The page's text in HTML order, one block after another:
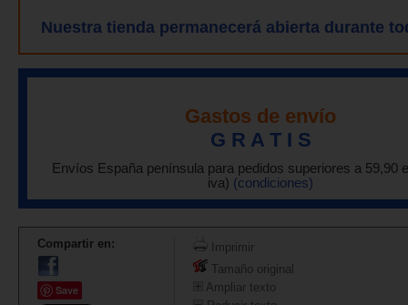
Nuestra tienda permanecerá abierta durante
Gastos de envío
G R A T I S
Envíos España península para pedidos superiores a 59,90
iva) (condiciones)
Compartir en:
Save
Imprimir
Tamaño original
Ampliar texto